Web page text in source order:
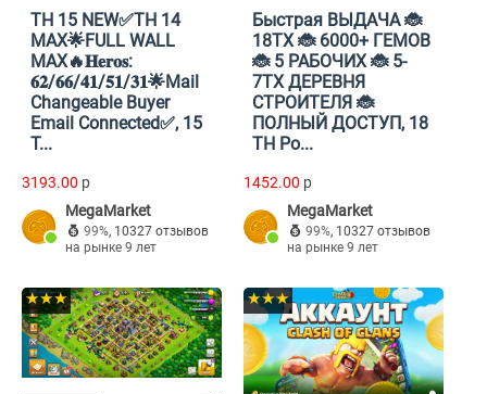
TH 15 NEW✅TH 14
MAX🌟FULL WALL
MAX🔥𝐇𝐞𝐫𝐨𝐬:
𝟔𝟐/𝟔𝟔/𝟒𝟏/𝟓𝟏/𝟑𝟏🌟Mail
Changeable Buyer
Email Connected✅, 15
T...
3193.00 p
MegaMarket
99%, 10327 отзывов
на рынке 9 лет
Быстрая ВЫДАЧА 🐞
18ТХ 🐞 6000+ ГЕМОВ
🐞 5 РАБОЧИХ 🐞 5-
7ТХ ДЕРЕВНЯ
СТРОИТЕЛЯ 🐞
ПОЛНЫЙ ДОСТУП, 18
TH Ро...
1452.00 p
MegaMarket
99%, 10327 отзывов
на рынке 9 лет
★★★ ★★★